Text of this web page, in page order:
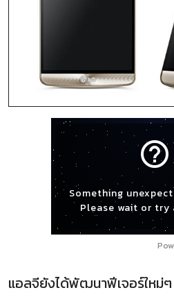
help_outline
Something
Please wait or try
แอลจียังได้พัฒนาฟีเจอร์ใหม่